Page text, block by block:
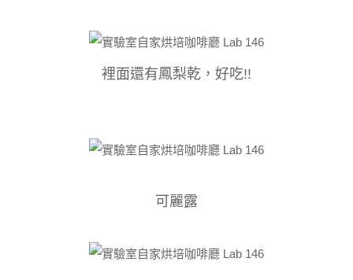
裡面還有鳳梨乾，好吃!!
可麗露